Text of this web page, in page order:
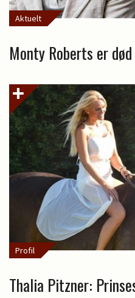
Aktuelt
Monty Roberts er død
Profil
Thalia Pitzner: